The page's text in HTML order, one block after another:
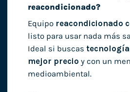
reacondicionado?
Equipo reacondicionado
listo para usar nada más
Ideal si buscas tecnología
mejor precio y con un
medioambiental.